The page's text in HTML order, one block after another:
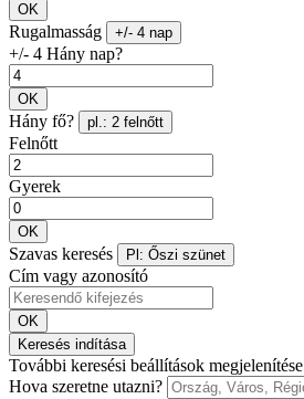
OK
Rugalmasság +/- 4 nap
+/- 4 Hány nap?
OK
Hány fő? pl.: 2 felnőtt
Felnőtt
Gyerek
OK
Szavas keresés Pl: Őszi szünet
Cím vagy azonosító
OK
Keresés indítása
További keresési beállítások megjelenítése
Hova szeretne utazni?